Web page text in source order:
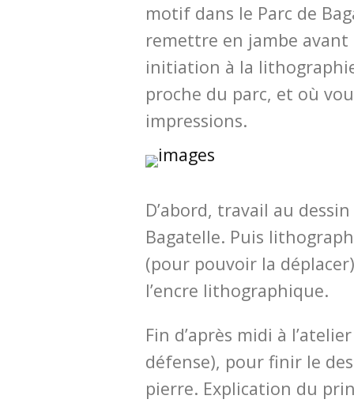
motif dans le Parc de
remettre en jambe avant
initiation à la
proche du parc, et où
impressions.
D’abord, travail au
Bagatelle. Puis
(pour pouvoir la
l’encre lithographique.
Fin d’après midi à
défense), pour finir le
pierre. Explication du